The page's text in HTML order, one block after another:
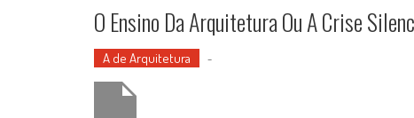
O Ensino Da Arquitetura Ou A Crise
A de Arquitetura -